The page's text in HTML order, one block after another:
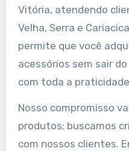
Vitória, atendendo
Velha, Serra e
permite que você
acessórios sem sair
com toda a
Nosso compromisso
produtos; buscamos
com nossos clientes.